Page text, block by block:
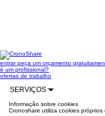
entrarpeça um orçamento
é um profissional?
ofertas de trabalho
SERVIÇOS
Informação sobre cookies
Cronoshare utiliza cookies